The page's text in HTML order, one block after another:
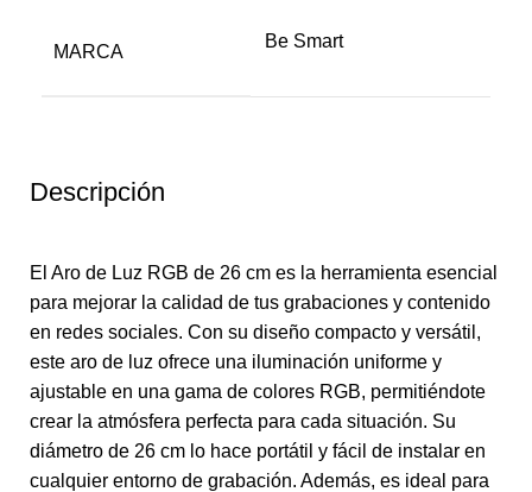
Descripción
El Aro de Luz RGB de 26 cm es la herramienta esencial
para mejorar la calidad de tus grabaciones y contenido
en redes sociales. Con su diseño compacto y versátil,
este aro de luz ofrece una iluminación uniforme y
ajustable en una gama de colores RGB, permitiéndote
crear la atmósfera perfecta para cada situación. Su
diámetro de 26 cm lo hace portátil y fácil de instalar en
cualquier entorno de grabación. Además, es ideal para
MARCA
Be Smart